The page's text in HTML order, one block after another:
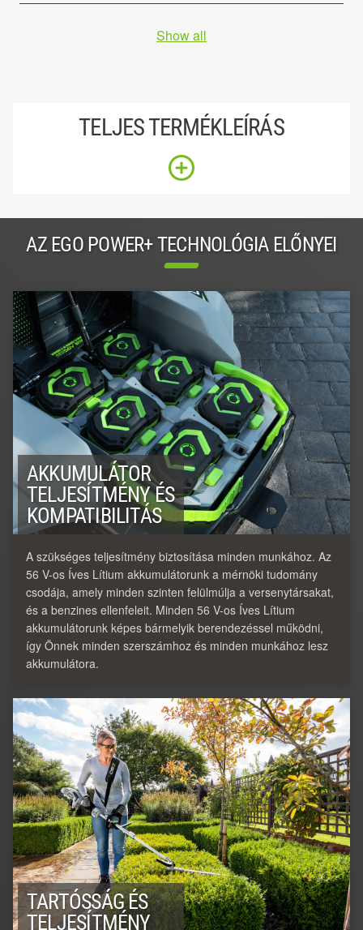
Show all
TELJES TERMÉKLEÍRÁS
AZ EGO POWER+ TECHNOLÓGIA ELŐNYEI
AKKUMULÁTOR
TELJESÍTMÉNY ÉS
KOMPATIBILITÁS
A szükséges teljesítmény biztosítása minden munkához. Az
56 V-os Íves Lítium akkumulátorunk a mérnöki tudomány
csodája, amely minden szinten felülmúlja a versenytársakat,
és a benzines ellenfeleit. Minden 56 V-os Íves Lítium
akkumulátorunk képes bármelyik berendezéssel működni,
így Önnek minden szerszámhoz és minden munkához lesz
akkumulátora.
TARTÓSSÁG ÉS
TELJESÍTMÉNY